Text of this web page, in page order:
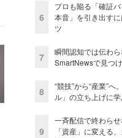
6
プロも陥る「確証
本音」を引き出す
ツ
7
瞬間認知では伝わ
SmartNewsで見つ
8
“競技”から“産業”
ル」の立ち上げに
9
一斉配信で終わら
「資産」に変える